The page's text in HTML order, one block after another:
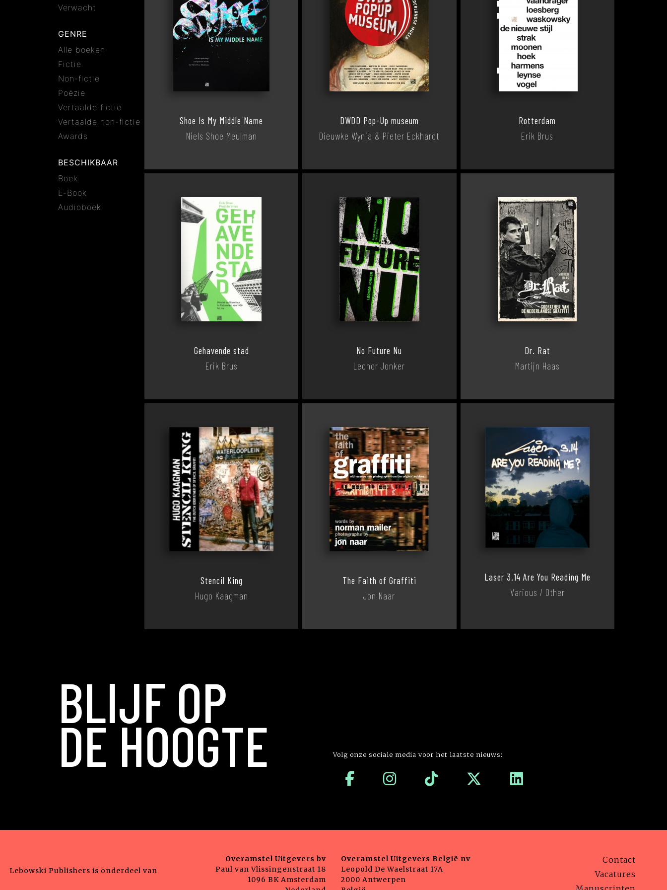
Verwacht
GENRE
Alle boeken
Fictie
Non-fictie
Poëzie
Vertaalde fictie
Vertaalde non-fictie
Awards
BESCHIKBAAR
Boek
E-Book
Audioboek
Shoe Is My Middle Name
Niels Shoe Meulman
DWDD Pop-Up museum
Dieuwke Wynia & Pieter Eckhardt
Rotterdam
Erik Brus
Gehavende stad
Erik Brus
No Future Nu
Leonor Jonker
Dr. Rat
Martijn Haas
Stencil King
Hugo Kaagman
The Faith of Graffiti
Jon Naar
Laser 3.14 Are You Reading Me
Various / Other
BLIJF OP
DE HOOGTE Volg onze sociale media voor het laatste nieuws:
Lebowski Publishers is onderdeel van
Overamstel Uitgevers bv
Paul van Vlissingenstraat 18
1096 BK Amsterdam
Overamstel Uitgevers België nv
Leopold De Waelstraat 17A
2000 Antwerpen
Contact
Vacatures